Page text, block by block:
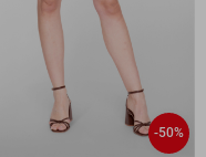
-50%